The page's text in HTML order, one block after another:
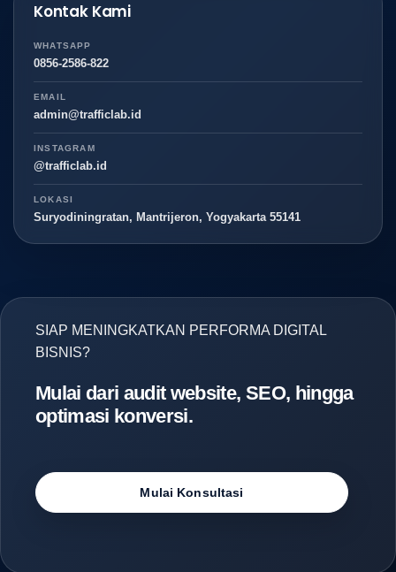
Kontak Kami
WHATSAPP
0856-2586-822
EMAIL
admin@trafficlab.id
INSTAGRAM
@trafficlab.id
LOKASI
Suryodiningratan, Mantrijeron, Yogyakarta 55141
SIAP MENINGKATKAN PERFORMA DIGITAL
BISNIS?
Mulai dari audit website, SEO, hingga
optimasi konversi.
Mulai Konsultasi